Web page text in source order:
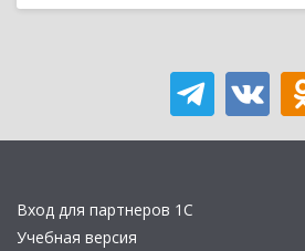
Вход для партнеров 1С
Учебная версия